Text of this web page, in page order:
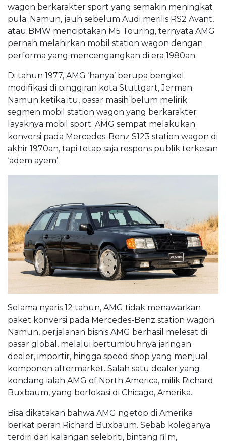
wagon berkarakter sport yang semakin meningkat
pula. Namun, jauh sebelum Audi merilis RS2 Avant,
atau BMW menciptakan M5 Touring, ternyata AMG
pernah melahirkan mobil station wagon dengan
performa yang mencengangkan di era 1980an.
Di tahun 1977, AMG ‘hanya’ berupa bengkel
modifikasi di pinggiran kota Stuttgart, Jerman.
Namun ketika itu, pasar masih belum melirik
segmen mobil station wagon yang berkarakter
layaknya mobil sport. AMG sempat melakukan
konversi pada Mercedes-Benz S123 station wagon di
akhir 1970an, tapi tetap saja respons publik terkesan
‘adem ayem’.
Selama nyaris 12 tahun, AMG tidak menawarkan
paket konversi pada Mercedes-Benz station wagon.
Namun, perjalanan bisnis AMG berhasil melesat di
pasar global, melalui bertumbuhnya jaringan
dealer, importir, hingga speed shop yang menjual
komponen aftermarket. Salah satu dealer yang
kondang ialah AMG of North America, milik Richard
Buxbaum, yang berlokasi di Chicago, Amerika.
Bisa dikatakan bahwa AMG ngetop di Amerika
berkat peran Richard Buxbaum. Sebab koleganya
terdiri dari kalangan selebriti, bintang film,